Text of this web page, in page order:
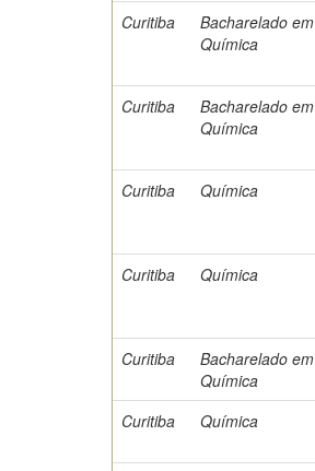
Curitiba
Bacharelado em
Química
Curitiba
Bacharelado em
Química
Curitiba
Química
Curitiba
Química
Curitiba
Bacharelado em
Química
Curitiba
Química